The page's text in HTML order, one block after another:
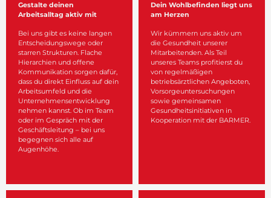
Gestalte deinen
Arbeitsalltag aktiv mit
Bei uns gibt es keine langen
Entscheidungswege oder
starren Strukturen. Flache
Hierarchien und offene
Kommunikation sorgen dafür,
dass du direkt Einfluss auf dein
Arbeitsumfeld und die
Unternehmensentwicklung
nehmen kannst. Ob im Team
oder im Gespräch mit der
Geschäftsleitung – bei uns
begegnen sich alle auf
Augenhöhe.
Dein Wohlbefinden liegt uns
am Herzen
Wir kümmern uns aktiv um
die Gesundheit unserer
Mitarbeitenden. Als Teil
unseres Teams profitierst du
von regelmäßigen
betriebsärztlichen Angeboten,
Vorsorgeuntersuchungen
sowie gemeinsamen
Gesundheitsinitiativen in
Kooperation mit der BARMER.